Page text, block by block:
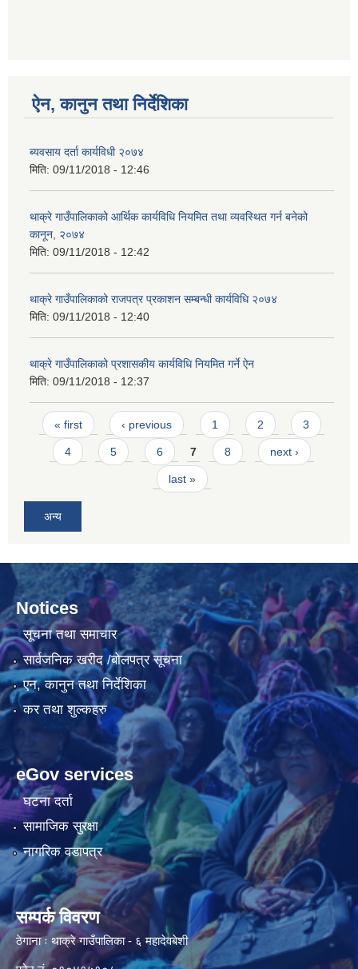
ऐन, कानुन तथा निर्देशिका
ब्यवसाय दर्ता कार्यविधी २०७४
मिति: 09/11/2018 - 12:46
थाक्रे गाउँपालिकाको आर्थिक कार्यविधि नियमित तथा व्यवस्थित गर्न बनेको
कानून, २०७४
मिति: 09/11/2018 - 12:42
थाक्रे गाउँपालिकाको राजपत्र प्रकाशन सम्बन्धी कार्यविधि २०७४
मिति: 09/11/2018 - 12:40
थाक्रे गाउँपालिकाको प्रशासकीय कार्यविधि नियमित गर्ने ऐन
मिति: 09/11/2018 - 12:37
Pages
« first ‹ previous 1 2 3
4 5 6 7 8 next ›
last »
अन्य
Notices
सूचना तथा समाचार
सार्वजनिक खरीद /बोलपत्र सूचना
एन, कानुन तथा निर्देशिका
कर तथा शुल्कहरु
eGov services
घटना दर्ता
सामाजिक सुरक्षा
नागरिक वडापत्र
सम्पर्क विवरण
ठेगाना ः थाक्रे गाउँपालिका - ६ महादेवबेशी